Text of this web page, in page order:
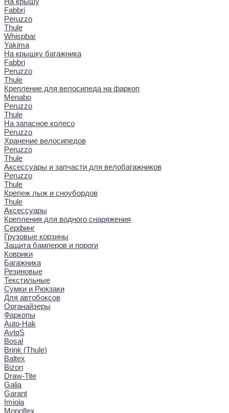
Fabbri
Peruzzo
Thule
Whispbar
Yakima
На крышку багажника
Fabbri
Peruzzo
Thule
Крепление для велосипеда на фаркоп
Menabo
Peruzzo
Thule
На запасное колесо
Peruzzo
Хранение велосипедов
Peruzzo
Thule
Аксессуары и запчасти для велобагажников
Peruzzo
Thule
Крепеж лыж и сноубордов
Thule
Аксессуары
Крепления для водного снаряжения
Серфинг
Грузовые корзины
Защита бамперов и пороги
Коврики
Багажника
Резиновые
Текстильные
Сумки и Рюкзаки
Для автобоксов
Органайзеры
Фаркопы
Auto-Hak
AvtoS
Bosal
Brink (Thule)
Baltex
Bizon
Draw-Tite
Galia
Garant
Imiola
Monoflex